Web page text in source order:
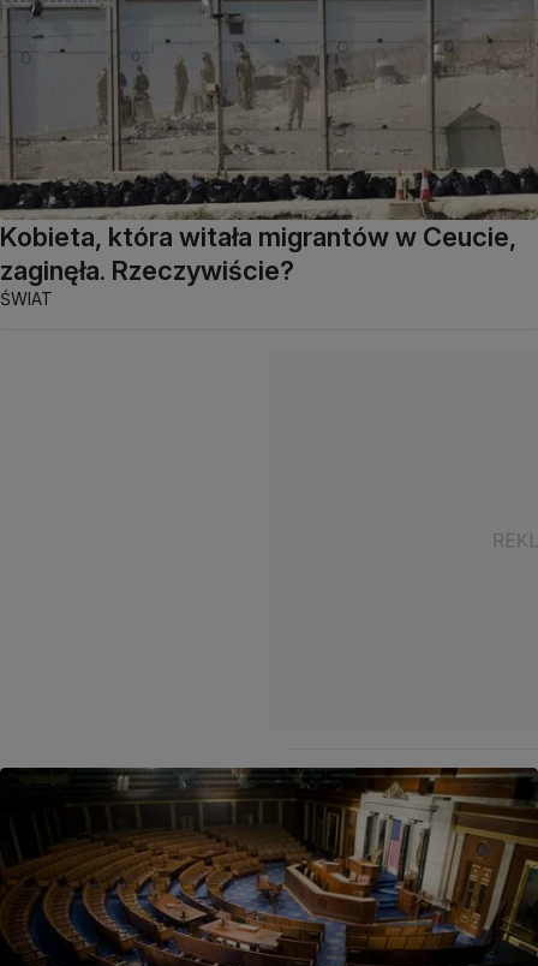
Kobieta, która witała migrantów w Ceucie,
zaginęła. Rzeczywiście?
ŚWIAT